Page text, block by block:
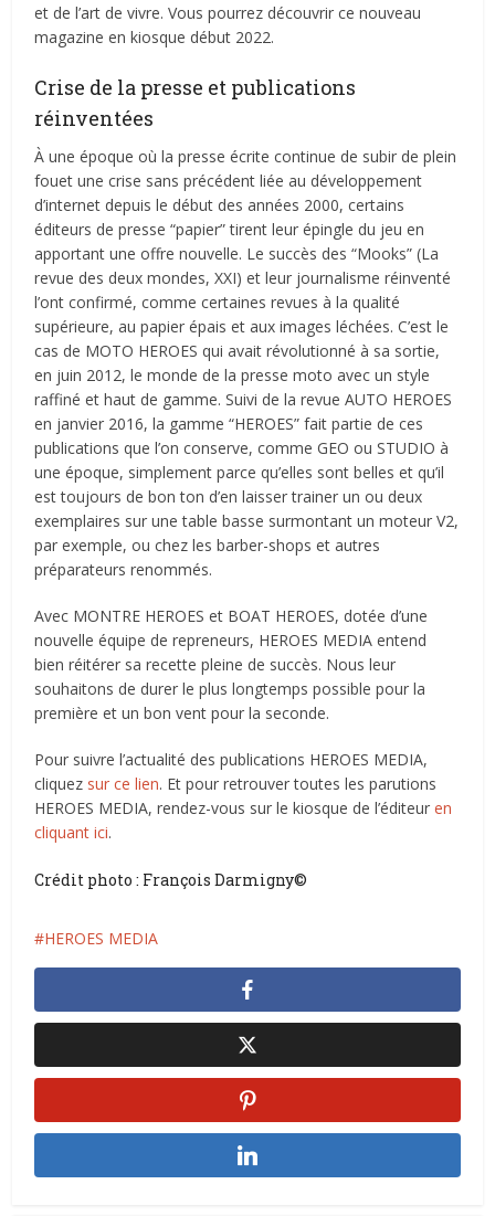
et de l’art de vivre. Vous pourrez découvrir ce nouveau
magazine en kiosque début 2022.
Crise de la presse et publications
réinventées
À une époque où la presse écrite continue de subir de plein
fouet une crise sans précédent liée au développement
d’internet depuis le début des années 2000, certains
éditeurs de presse “papier” tirent leur épingle du jeu en
apportant une offre nouvelle. Le succès des “Mooks” (La
revue des deux mondes, XXI) et leur journalisme réinventé
l’ont confirmé, comme certaines revues à la qualité
supérieure, au papier épais et aux images léchées. C’est le
cas de MOTO HEROES qui avait révolutionné à sa sortie,
en juin 2012, le monde de la presse moto avec un style
raffiné et haut de gamme. Suivi de la revue AUTO HEROES
en janvier 2016, la gamme “HEROES” fait partie de ces
publications que l’on conserve, comme GEO ou STUDIO à
une époque, simplement parce qu’elles sont belles et qu’il
est toujours de bon ton d’en laisser trainer un ou deux
exemplaires sur une table basse surmontant un moteur V2,
par exemple, ou chez les barber-shops et autres
préparateurs renommés.
Avec MONTRE HEROES et BOAT HEROES, dotée d’une
nouvelle équipe de repreneurs, HEROES MEDIA entend
bien réitérer sa recette pleine de succès. Nous leur
souhaitons de durer le plus longtemps possible pour la
première et un bon vent pour la seconde.
Pour suivre l’actualité des publications HEROES MEDIA,
cliquez sur ce lien. Et pour retrouver toutes les parutions
HEROES MEDIA, rendez-vous sur le kiosque de l’éditeuren
cliquant ici.
Crédit photo : François Darmigny©
HEROES MEDIA